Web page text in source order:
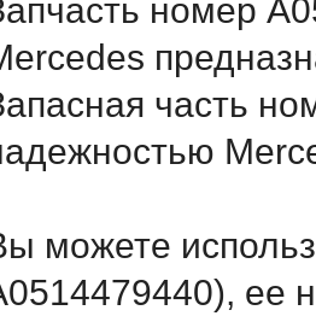
номер
часть
можете
ее